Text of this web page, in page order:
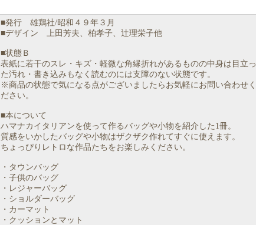
■発行 雄鶏社/昭和４９年３月
■デザイン 上田芳夫、柏孝子、辻理栄子他
■状態Ｂ
表紙に若干のスレ・キズ・軽微な角縁折れがあるものの中身は目立っ
た汚れ・書き込みもなく読むのには支障のない状態です。
※商品の状態で気になる点がございましたらお気軽にお問い合わせく
ださい。
■本について
ハマナカイタリアンを使って作るバッグや小物を紹介した1冊。
質感をいかしたバッグや小物はザクザク作れてすぐに使えます。
ちょっぴりレトロな作品たちをお楽しみください。
・タウンバッグ
・子供のバッグ
・レジャーバッグ
・ショルダーバッグ
・カーマット
・クッションとマット